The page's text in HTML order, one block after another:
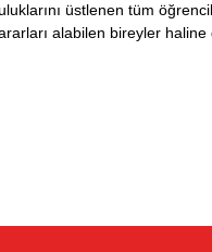
üstlenen tüm
alabilen bireyler haline